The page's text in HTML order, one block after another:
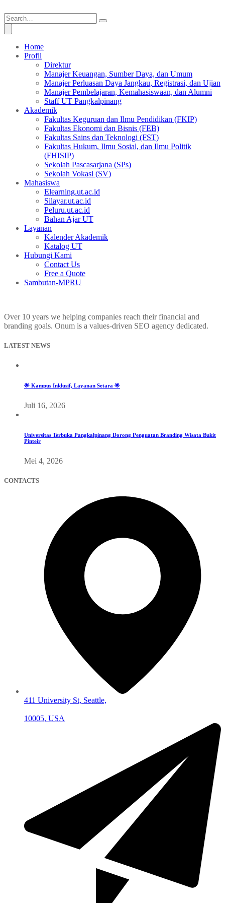
Home
Profil
Direktur
Manajer Keuangan, Sumber Daya, dan Umum
Manajer Perluasan Daya Jangkau, Registrasi, dan Ujian
Manajer Pembelajaran, Kemahasiswaan, dan Alumni
Staff UT Pangkalpinang
Akademik
Fakultas Keguruan dan Ilmu Pendidikan (FKIP)
Fakultas Ekonomi dan Bisnis (FEB)
Fakultas Sains dan Teknologi (FST)
Fakultas Hukum, Ilmu Sosial, dan Ilmu Politik
(FHISIP)
Sekolah Pascasarjana (SPs)
Sekolah Vokasi (SV)
Mahasiswa
Elearning.ut.ac.id
Silayar.ut.ac.id
Peluru.ut.ac.id
Bahan Ajar UT
Layanan
Kalender Akademik
Katalog UT
Hubungi Kami
Contact Us
Free a Quote
Sambutan-MPRU
Over 10 years we helping companies reach their financial and
branding goals. Onum is a values-driven SEO agency dedicated.
LATEST NEWS
🌟 Kampus Inklusif, Layanan Setara 🌟
Juli 16, 2026
Universitas Terbuka Pangkalpinang Dorong Penguatan Branding Wisata Bukit
Pinteir
Mei 4, 2026
CONTACTS
411 University St, Seattle,
10005, USA